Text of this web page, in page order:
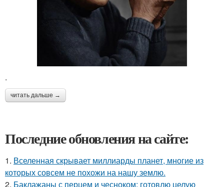
.
читать дальше →
Последние обновления на сайте:
1. Вселенная скрывает миллиарды планет, многие из
которых совсем не похожи на нашу землю.
2. Баклажаны с перцем и чесноком: готовлю целую